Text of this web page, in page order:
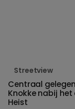
Streetview
Centraal
Knokke nabij
Heist